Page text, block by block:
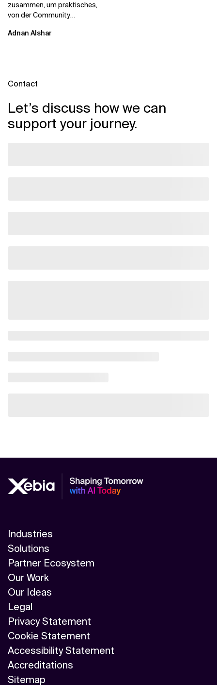
zusammen, um praktisches,
von der Community
Engineering voranzutreiben,
Adnan Alshar
Contact
Let’s discuss how we can
support your journey.
Industries
Solutions
Partner Ecosystem
Our Work
Our Ideas
Legal
Privacy Statement
Cookie Statement
Accessibility Statement
Accreditations
Sitemap